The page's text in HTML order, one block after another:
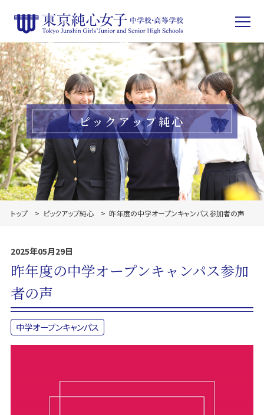
ピックアップ純心
トップ ピックアップ純心 昨年度の中学オープンキャンパス参加者の声
2025年05月29日
昨年度の中学オープンキャンパス参加
者の声
中学オープンキャンパス